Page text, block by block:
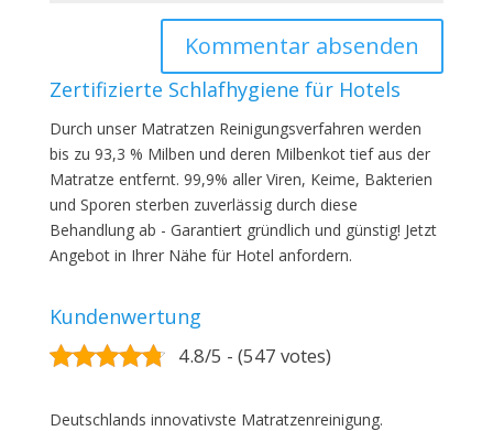
Zertifizierte Schlafhygiene für Hotels
Durch unser Matratzen Reinigungsverfahren werden
bis zu 93,3 % Milben und deren Milbenkot tief aus der
Matratze entfernt. 99,9% aller Viren, Keime, Bakterien
und Sporen sterben zuverlässig durch diese
Behandlung ab - Garantiert gründlich und günstig! Jetzt
Angebot in Ihrer Nähe für Hotel anfordern.
Kundenwertung
4.8/5 - (547 votes)
Deutschlands innovativste Matratzenreinigung.